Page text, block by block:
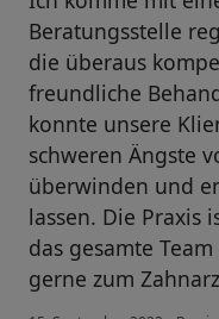
Beratungsstelle
die überaus
freundliche
konnte unsere
schweren Ängste
überwinden und
lassen. Die Praxis
das gesamte
gerne zum